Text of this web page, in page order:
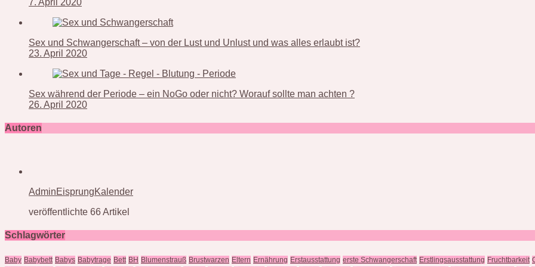
Sex und Schwangerschaft – von der Lust und Unlust und was alles erlaubt ist?
23. April 2020
Sex während der Periode – ein NoGo oder nicht? Worauf sollte man achten ?
26. April 2020
Autoren
AdminEisprungKalender
veröffentlichte 66 Artikel
Schlagwörter
Baby Babybett Babys Babytrage Bett BH Blumenstrauß Brustwarzen Eltern Ernährung Erstausstattung erste Schwangerschaft Erstlingsausstattung Fruchtbarkeit